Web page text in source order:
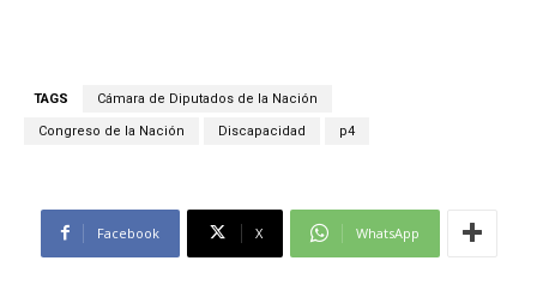
TAGS Cámara de Diputados de la Nación
Congreso de la Nación Discapacidad p4
Facebook X WhatsApp